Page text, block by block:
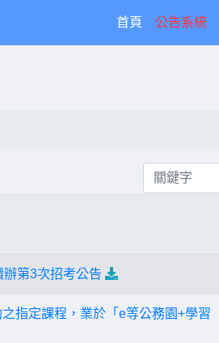
首頁 (current)
公告系統
第3次招考公告
指定課程，業於「e等公務園+學習